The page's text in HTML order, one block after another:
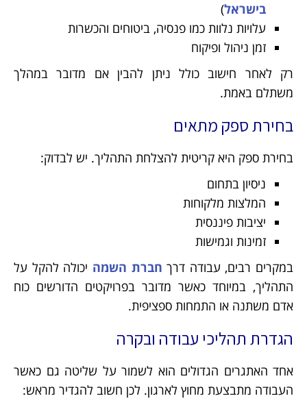
בישראל)
עלויות נלוות כמו פנסיה, ביטוחים והכשרות
זמן ניהול ופיקוח
רק לאחר חישוב כולל ניתן להבין אם מדובר במהלך
משתלם באמת.
בחירת ספק מתאים
בחירת ספק היא קריטית להצלחת התהליך. יש לבדוק:
ניסיון בתחום
המלצות מלקוחות
יציבות פיננסית
זמינות וגמישות
במקרים רבים, עבודה דרך חברת השמה יכולה להקל על
התהליך, במיוחד כאשר מדובר בפרויקטים הדורשים כוח
אדם משתנה או התמחות ספציפית.
הגדרת תהליכי עבודה ובקרה
אחד האתגרים הגדולים הוא לשמור על שליטה גם כאשר
העבודה מתבצעת מחוץ לארגון. לכן חשוב להגדיר מראש: